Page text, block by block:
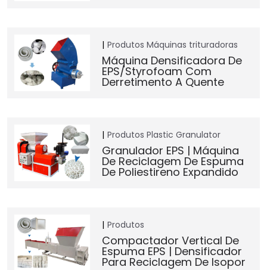
Produtos Máquinas trituradoras
Máquina Densificadora De
EPS/Styrofoam Com
Derretimento A Quente
Produtos Plastic Granulator
Granulador EPS | Máquina
De Reciclagem De Espuma
De Poliestireno Expandido
Produtos
Compactador Vertical De
Espuma EPS | Densificador
Para Reciclagem De Isopor